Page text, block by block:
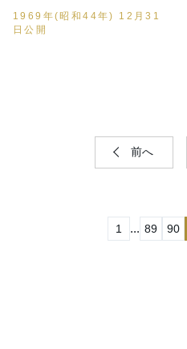
1969年(昭和44年) 12月31
日公開
前へ
1 ... 89 90